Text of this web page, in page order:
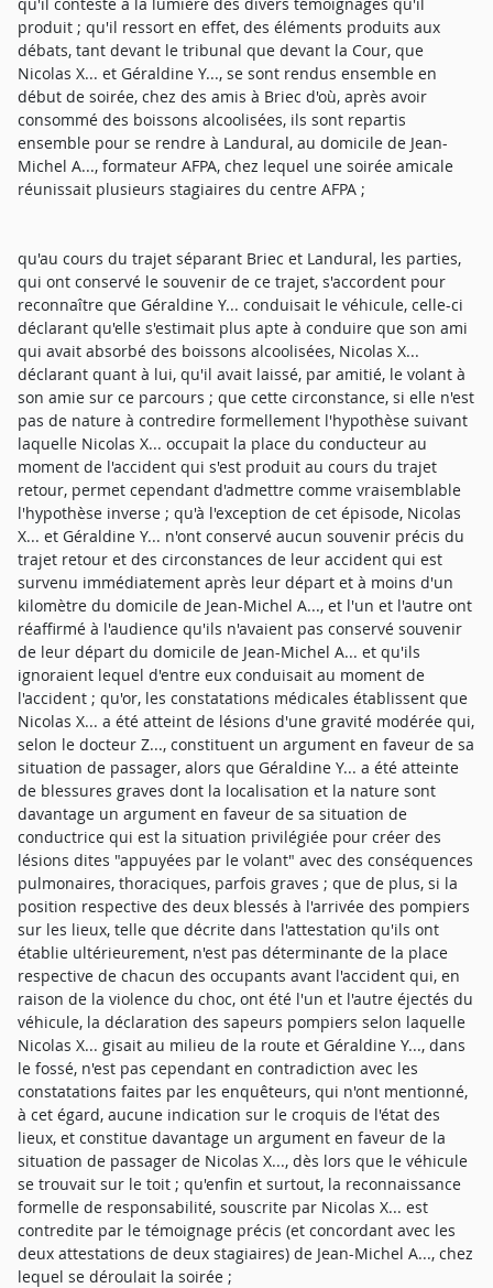
produit ; qu'il ressort en effet, des éléments produits aux
débats, tant devant le tribunal que devant la Cour, que
Nicolas X... et Géraldine Y..., se sont rendus ensemble en
début de soirée, chez des amis à Briec d'où, après avoir
consommé des boissons alcoolisées, ils sont repartis
ensemble pour se rendre à Landural, au domicile de Jean-
Michel A..., formateur AFPA, chez lequel une soirée amicale
réunissait plusieurs stagiaires du centre AFPA ;
qu'au cours du trajet séparant Briec et Landural, les parties,
qui ont conservé le souvenir de ce trajet, s'accordent pour
reconnaître que Géraldine Y... conduisait le véhicule, celle-ci
déclarant qu'elle s'estimait plus apte à conduire que son ami
qui avait absorbé des boissons alcoolisées, Nicolas X...
déclarant quant à lui, qu'il avait laissé, par amitié, le volant à
son amie sur ce parcours ; que cette circonstance, si elle n'est
pas de nature à contredire formellement l'hypothèse suivant
laquelle Nicolas X... occupait la place du conducteur au
moment de l'accident qui s'est produit au cours du trajet
retour, permet cependant d'admettre comme vraisemblable
l'hypothèse inverse ; qu'à l'exception de cet épisode, Nicolas
X... et Géraldine Y... n'ont conservé aucun souvenir précis du
trajet retour et des circonstances de leur accident qui est
survenu immédiatement après leur départ et à moins d'un
kilomètre du domicile de Jean-Michel A..., et l'un et l'autre ont
réaffirmé à l'audience qu'ils n'avaient pas conservé souvenir
de leur départ du domicile de Jean-Michel A... et qu'ils
ignoraient lequel d'entre eux conduisait au moment de
l'accident ; qu'or, les constatations médicales établissent que
Nicolas X... a été atteint de lésions d'une gravité modérée qui,
selon le docteur Z..., constituent un argument en faveur de sa
situation de passager, alors que Géraldine Y... a été atteinte
de blessures graves dont la localisation et la nature sont
davantage un argument en faveur de sa situation de
conductrice qui est la situation privilégiée pour créer des
lésions dites "appuyées par le volant" avec des conséquences
pulmonaires, thoraciques, parfois graves ; que de plus, si la
position respective des deux blessés à l'arrivée des pompiers
sur les lieux, telle que décrite dans l'attestation qu'ils ont
établie ultérieurement, n'est pas déterminante de la place
respective de chacun des occupants avant l'accident qui, en
raison de la violence du choc, ont été l'un et l'autre éjectés du
véhicule, la déclaration des sapeurs pompiers selon laquelle
Nicolas X... gisait au milieu de la route et Géraldine Y..., dans
le fossé, n'est pas cependant en contradiction avec les
constatations faites par les enquêteurs, qui n'ont mentionné,
à cet égard, aucune indication sur le croquis de l'état des
lieux, et constitue davantage un argument en faveur de la
situation de passager de Nicolas X..., dès lors que le véhicule
se trouvait sur le toit ; qu'enfin et surtout, la reconnaissance
formelle de responsabilité, souscrite par Nicolas X... est
contredite par le témoignage précis (et concordant avec les
deux attestations de deux stagiaires) de Jean-Michel A..., chez
lequel se déroulait la soirée ;